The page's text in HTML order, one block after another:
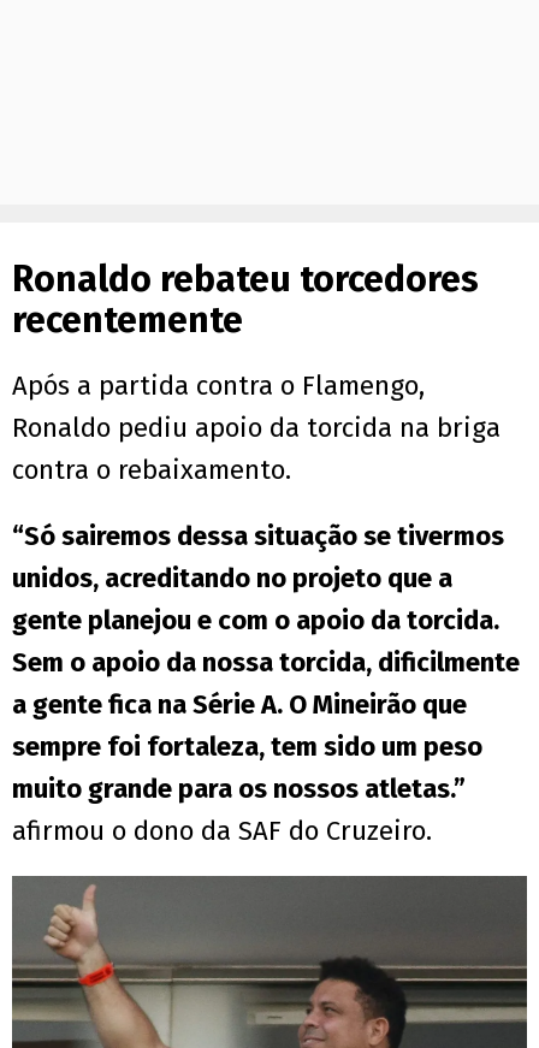
Ronaldo rebateu torcedores
recentemente
Após a partida contra o Flamengo,
Ronaldo pediu apoio da torcida na briga
contra o rebaixamento.
“Só sairemos dessa situação se tivermos
unidos, acreditando no projeto que a
gente planejou e com o apoio da torcida.
Sem o apoio da nossa torcida, dificilmente
a gente fica na Série A. O Mineirão que
sempre foi fortaleza, tem sido um peso
muito grande para os nossos atletas.”
afirmou o dono da SAF do Cruzeiro.